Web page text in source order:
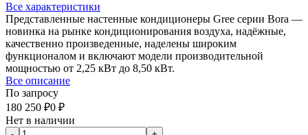
Все характеристики
Представленные настенные кондиционеры Gree серии Bora —
новинка на рынке кондиционирования воздуха, надёжные,
качественно произведенные, наделены широким
функционалом и включают модели производительной
мощностью от 2,25 кВт до 8,50 кВт.
Все описание
По запросу
180 250 ₽0 ₽
Нет в наличии